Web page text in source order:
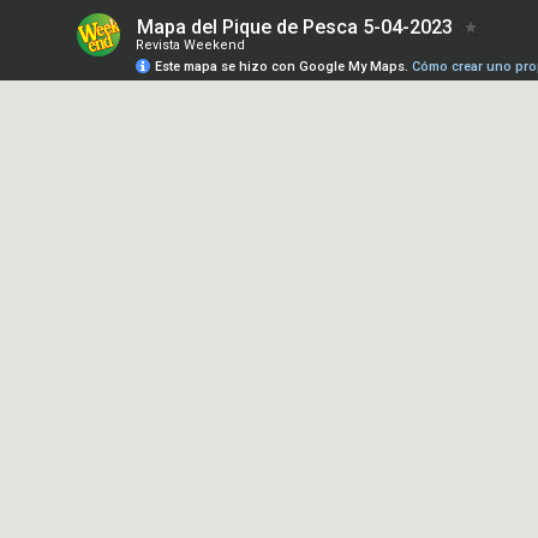
Mapa del Pique de Pesca 5-04-2023
Revista Weekend
Este mapa se hizo con Google My Maps. Cómo crear uno